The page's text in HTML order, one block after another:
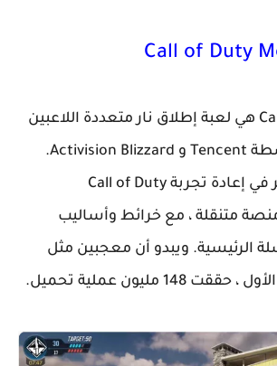
Call of Duty Mobile هي لعبة إطلاق نار متعددة اللاعبين
تم إنشاؤها بواسطة Tencent و Activision Blizzard.
نجحت إلى حد كبير في إعادة تجربة Call of Duty
متنقلة ، مع خرائط وأساليب
الرئيسية. ويبدو أن معجبين مثل
مليون عملية تحميل.